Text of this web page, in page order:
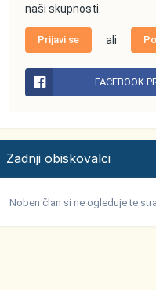
naši skupnosti.
Prijavi se ali
FACEBOOK
Zadnji obiskovalci
Noben član si ne ogleduje te